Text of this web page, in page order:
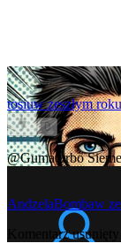
tosiuw zeszłym roku
0
@Gumaturbo
AndzelaBombaw
Komentarz